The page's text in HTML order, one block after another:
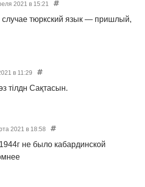
2021 в 15:21
тюркский язык — пришлый,
в 11:29
тілдн Сақтасын.
2021 в 18:58
не было кабардинской